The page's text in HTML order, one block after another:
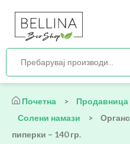
Почетна > Продавница
Солени намази
>
пиперки – 140 гр.